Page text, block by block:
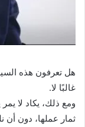
هل تعرفون هذه
غالبًا لا.
ومع ذلك، يكاد لا
ثمار عملها، دون أن